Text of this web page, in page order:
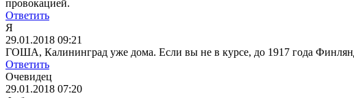
провокацией.
Ответить
Я
29.01.2018 09:21
ГОША, Калининград уже дома. Если вы не в курсе, до 1917 года
Ответить
Очевидец
29.01.2018 07:20